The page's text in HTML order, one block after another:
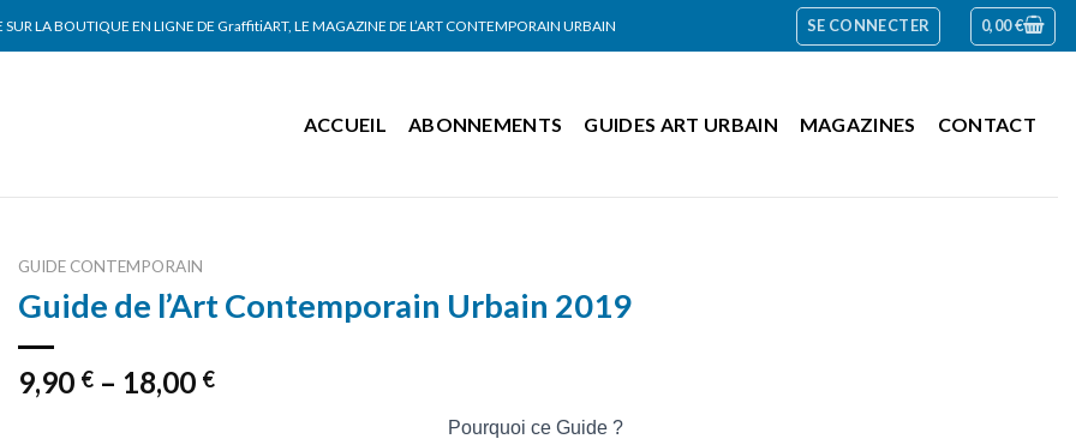
LA BOUTIQUE EN LIGNE DE GraffitiART, LE MAGAZINE DE L’ART CONTEMPORAIN URBAIN SE CONNECTER 0,00€
ACCUEIL ABONNEMENTS GUIDES ART URBAIN MAGAZINES CONTACT
GUIDE CONTEMPORAIN
Guide de l’Art Contemporain Urbain 2019
9,90 € – 18,00 €
Pourquoi ce Guide ?